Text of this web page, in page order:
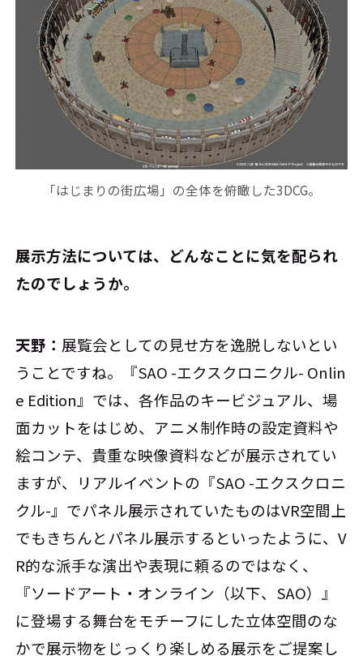
「はじまりの街広場」の全体を俯瞰した3DCG。
――展示方法については、どんなことに気を配られ
たのでしょうか。
天野： 展覧会としての見せ方を逸脱しないとい
うことですね。『SAO -エクスクロニクル- Onlin
e Edition』では、各作品のキービジュアル、場
面カットをはじめ、アニメ制作時の設定資料や
絵コンテ、貴重な映像資料などが展示されてい
ますが、リアルイベントの『SAO -エクスクロニ
クル-』でパネル展示されていたものはVR空間上
でもきちんとパネル展示するといったように、V
R的な派手な演出や表現に頼るのではなく、
『ソードアート・オンライン（以下、SAO）』
に登場する舞台をモチーフにした立体空間のな
かで展示物をじっくり楽しめる展示をご提案し